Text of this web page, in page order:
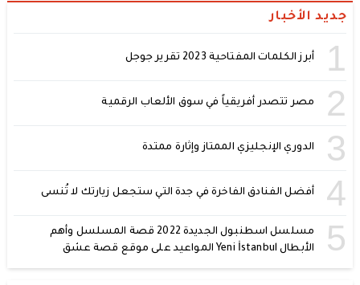
جديد الأخبار
1 أبرز الكلمات المفتاحية 2023 تقرير جوجل
2 مصر تتصدر أفريقياً في سوق الألعاب الرقمية
3 الدوري الإنجليزي الممتاز وإثارة ممتدة
4 أفضل الفنادق الفاخرة في جدة التي ستجعل زيارتك لا تُنسى
5
مسلسل اسطنبول الجديدة 2022 قصة المسلسل وأهم
الأبطال Yeni İstanbul المواعيد على موقع قصة عشق